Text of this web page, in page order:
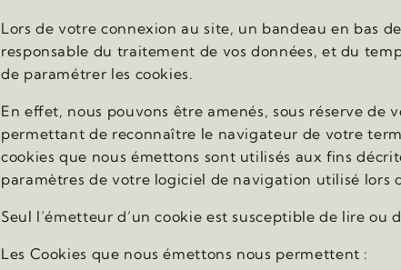
Lors de votre connexion au site, un bandeau en bas
responsable du traitement de vos données, et du
de paramétrer les cookies.
En effet, nous pouvons être amenés, sous réserve
permettant de reconnaître le navigateur de votre
cookies que nous émettons sont utilisés aux fins
paramètres de votre logiciel de navigation utilisé lors
Seul l’émetteur d’un cookie est susceptible de lire
Les Cookies que nous émettons nous permettent :